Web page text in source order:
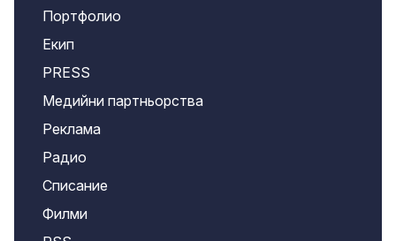
Портфолио
Екип
PRESS
Медийни партньорства
Реклама
Радио
Списание
Филми